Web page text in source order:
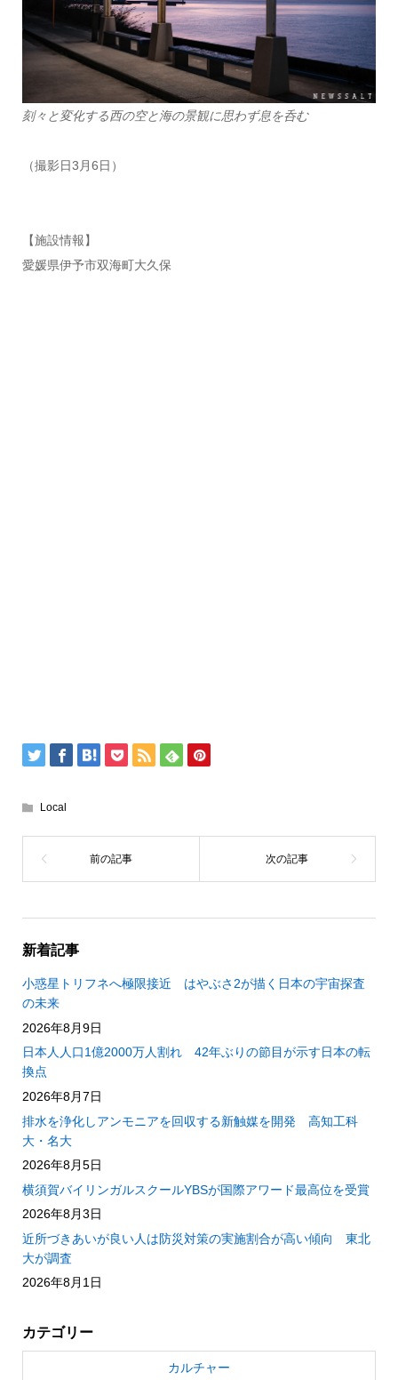
刻々と変化する西の空と海の景観に思わず息を呑む
（撮影日3月6日）
【施設情報】
愛媛県伊予市双海町大久保
Local
新着記事
小惑星トリフネへ極限接近 はやぶさ2が描く日本の宇宙探査
の未来
2026年8月9日
日本人人口1億2000万人割れ 42年ぶりの節目が示す日本の転
換点
2026年8月7日
排水を浄化しアンモニアを回収する新触媒を開発 高知工科
大・名大
2026年8月5日
横須賀バイリンガルスクールYBSが国際アワード最高位を受賞
2026年8月3日
近所づきあいが良い人は防災対策の実施割合が高い傾向 東北
大が調査
2026年8月1日
カテゴリー
カルチャー